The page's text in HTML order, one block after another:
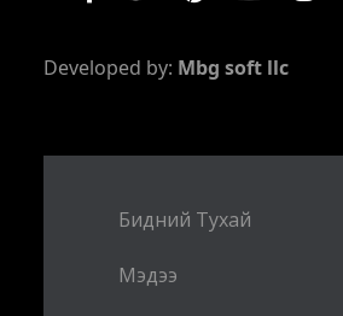
Developed by: Mbg soft llc
Бидний Тухай
Мэдээ